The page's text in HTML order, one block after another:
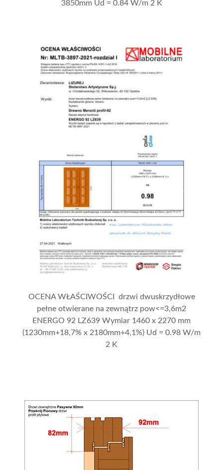
3850mm Ud = 0.84 W/m 2 K
OCENA WŁAŚCIWOŚCI drzwi dwuskrzydłowe
pełne otwierane na zewnątrz pow<=3,6m2
ENERGO 92 LZ639 Wymiar 1460 x 2270 mm
(1230mm+18,7% x 2180mm+4,1%) Ud = 0.98 W/m
2 K